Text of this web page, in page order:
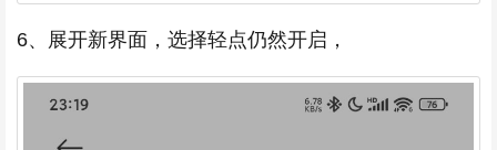
6、展开新界面，选择轻点仍然开启，